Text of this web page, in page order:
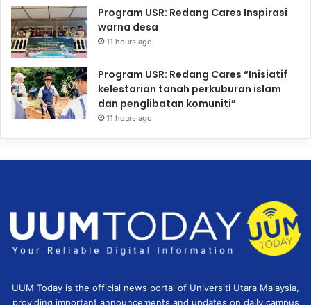
Program USR: Redang Cares Inspirasi
warna desa
11 hours ago
Program USR: Redang Cares “Inisiatif
kelestarian tanah perkuburan islam
dan penglibatan komuniti”
11 hours ago
UUM Today is the official news portal of Universiti Utara Malaysia,
providing important announcements and updates on daily campus